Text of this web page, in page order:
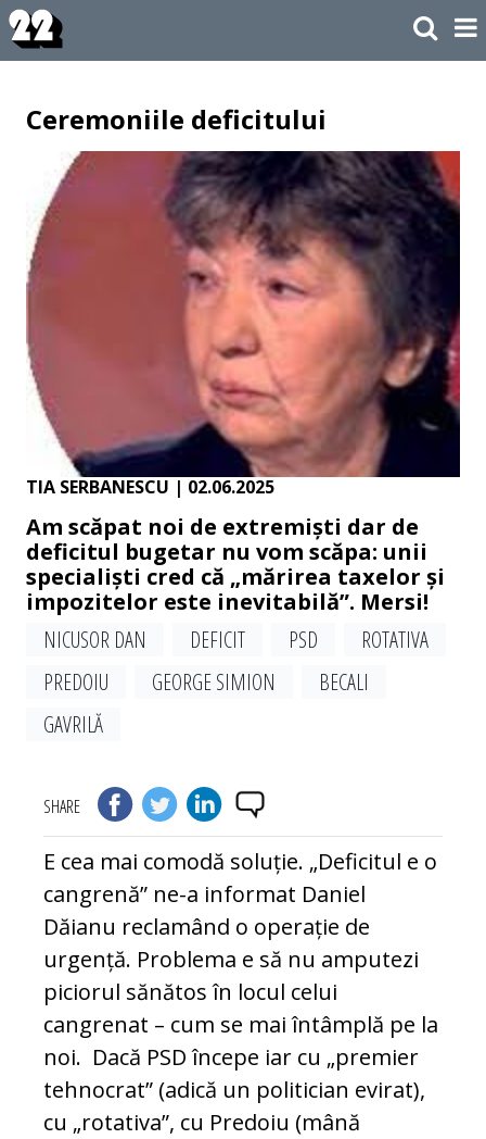
Ceremoniile deficitului
TIA SERBANESCU | 02.06.2025
Am scăpat noi de extremiști dar de
deficitul bugetar nu vom scăpa: unii
specialiști cred că „mărirea taxelor și
impozitelor este inevitabilă”. Mersi!
NICUSOR DAN
DEFICIT PSD
ROTATIVA
PREDOIU
GEORGE SIMION
BECALI
GAVRILĂ
SHARE
E cea mai comodă soluție. „Deficitul e o
cangrenă” ne-a informat Daniel
Dăianu reclamând o operație de
urgență. Problema e să nu amputezi
piciorul sănătos în locul celui
cangrenat – cum se mai întâmplă pe la
noi. Dacă PSD începe iar cu „premier
tehnocrat” (adică un politician evirat),
cu „rotativa”, cu Predoiu (mână